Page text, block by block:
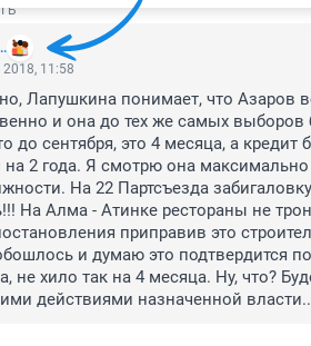
11:58
Лапушкина понимает, что Азаров
и она до тех же самых выборов
до сентября, это 4 месяца, а
2 года. Я смотрю она максимально
На 22 Партсъезда
На Алма - Атинке рестораны не
приправив это
и думаю это подтвердится
не хило так на 4 месяца. Ну, что?
действиями назначенной